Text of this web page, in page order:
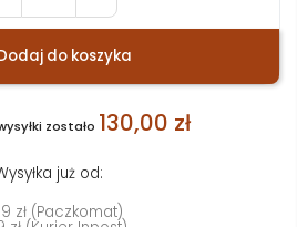
do koszyka
zostało 130,00 zł
już od:
zł (Paczkomat)